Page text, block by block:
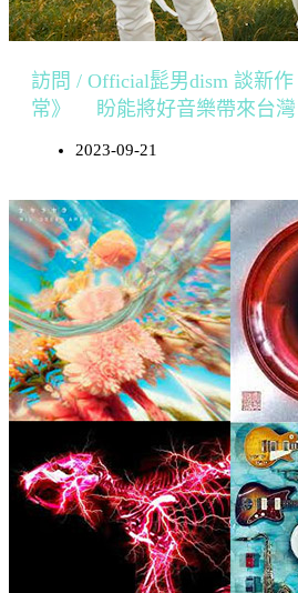
訪問 / Official髭男dism 談新作
常》 盼能將好音樂帶來台灣
2023-09-21